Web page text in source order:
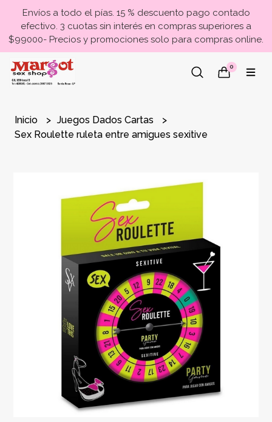
Envíos a todo el pías. 15 % descuento pago contado
efectivo. 3 cuotas sin interés en compras superiores a
$99000- Precios y promociones solo para compras online.
0
Inicio
Juegos Dados Cartas
Sex Roulette ruleta entre amigues sexitive